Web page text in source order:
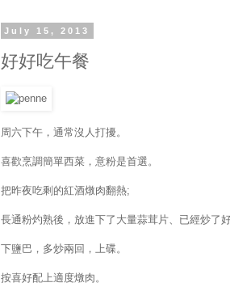
July 15, 2013
好好吃午餐
周六下午，通常沒人打擾。
喜歡烹調簡單西菜，意粉是首選。
把昨夜吃剩的紅酒燉肉翻熱;
長通粉灼熟後，放進下了大量蒜茸片、已經炒了
下鹽巴，多炒兩回，上碟。
按喜好配上適度燉肉。